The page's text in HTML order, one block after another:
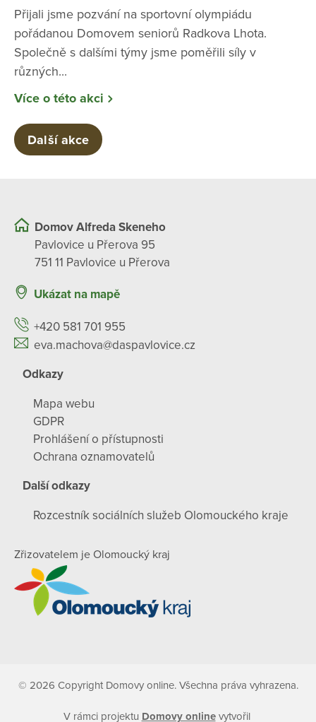
Přijali jsme pozvání na sportovní olympiádu
pořádanou Domovem seniorů Radkova Lhota.
Společně s dalšími týmy jsme poměřili síly v
různých...
Více o této akci
Další akce
Domov Alfreda Skeneho
Pavlovice u Přerova 95
751 11 Pavlovice u Přerova
Ukázat na mapě
+420 581 701 955
eva.machova@daspavlovice.cz
Odkazy
Mapa webu
GDPR
Prohlášení o přístupnosti
Ochrana oznamovatelů
Další odkazy
Rozcestník sociálních služeb Olomouckého kraje
Zřizovatelem je Olomoucký kraj
© 2026 Copyright Domovy online. Všechna práva vyhrazena.
V rámci projektu Domovy onlinevytvořil